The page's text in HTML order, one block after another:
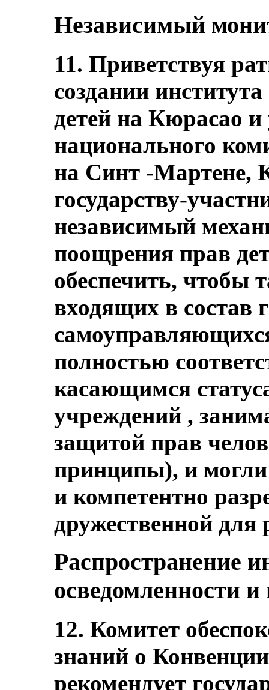
Независимый
11. Приветствуя
создании
детей на Кюрасао и
национального
на Синт -Мартене,
государству-
независимый
поощрения прав
обеспечить, чтобы
входящих в состав
полностью
касающимся
учреждений ,
защитой прав
принципы), и могли
и компетентно
дружественной для
Распространение
осведомленности и
12. Комитет
знаний о
рекомендует